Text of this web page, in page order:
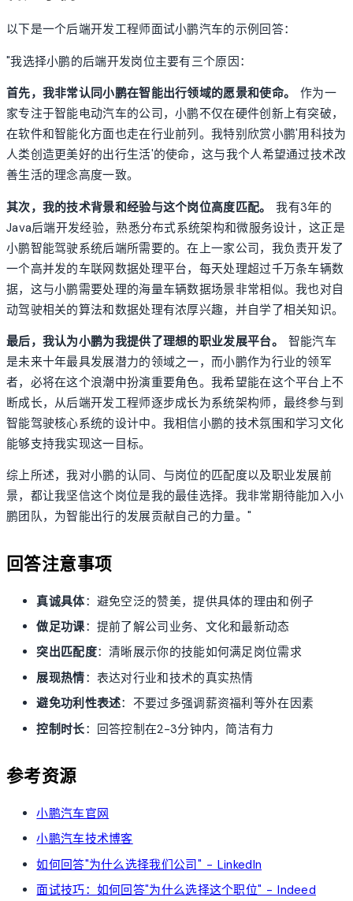
以下是一个后端开发工程师面试小鹏汽车的示例回答：
"我选择小鹏的后端开发岗位主要有三个原因：
首先，我非常认同小鹏在智能出行领域的愿景和使命。
作为一
家专注于智能电动汽车的公司，小鹏不仅在硬件创新上有突破，
在软件和智能化方面也走在行业前列。我特别欣赏小鹏'用科技为
人类创造更美好的出行生活'的使命，这与我个人希望通过技术改
善生活的理念高度一致。
其次，我的技术背景和经验与这个岗位高度匹配。
我有3年的
Java后端开发经验，熟悉分布式系统架构和微服务设计，这正是
小鹏智能驾驶系统后端所需要的。在上一家公司，我负责开发了
一个高并发的车联网数据处理平台，每天处理超过千万条车辆数
据，这与小鹏需要处理的海量车辆数据场景非常相似。我也对自
动驾驶相关的算法和数据处理有浓厚兴趣，并自学了相关知识。
最后，我认为小鹏为我提供了理想的职业发展平台。
智能汽车
是未来十年最具发展潜力的领域之一，而小鹏作为行业的领军
者，必将在这个浪潮中扮演重要角色。我希望能在这个平台上不
断成长，从后端开发工程师逐步成长为系统架构师，最终参与到
智能驾驶核心系统的设计中。我相信小鹏的技术氛围和学习文化
能够支持我实现这一目标。
综上所述，我对小鹏的认同、与岗位的匹配度以及职业发展前
景，都让我坚信这个岗位是我的最佳选择。我非常期待能加入小
鹏团队，为智能出行的发展贡献自己的力量。"
回答注意事项
真诚具体：避免空泛的赞美，提供具体的理由和例子
做足功课：提前了解公司业务、文化和最新动态
突出匹配度：清晰展示你的技能如何满足岗位需求
展现热情：表达对行业和技术的真实热情
避免功利性表述：不要过多强调薪资福利等外在因素
控制时长：回答控制在2-3分钟内，简洁有力
参考资源
小鹏汽车官网
小鹏汽车技术博客
如何回答"为什么选择我们公司" - LinkedIn
面试技巧：如何回答"为什么选择这个职位" - Indeed